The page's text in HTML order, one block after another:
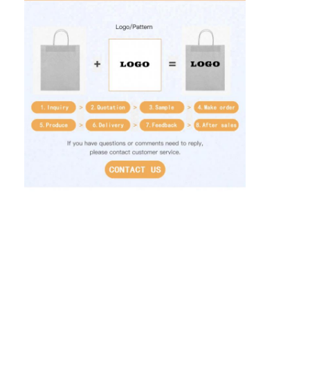
Controllo di qualità
Contattaci